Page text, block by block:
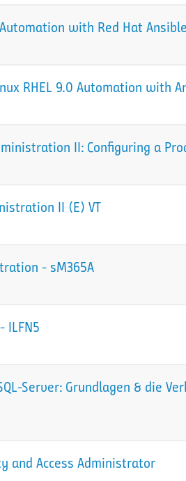
with Red Hat
RHEL 9.0 Automation with
II: Configuring a
II (E) VT
- sM365A
ILFN5
Server: Grundlagen & die
and Access Administrator